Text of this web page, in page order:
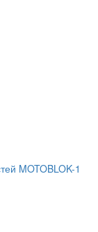
MOTOBLOK-1